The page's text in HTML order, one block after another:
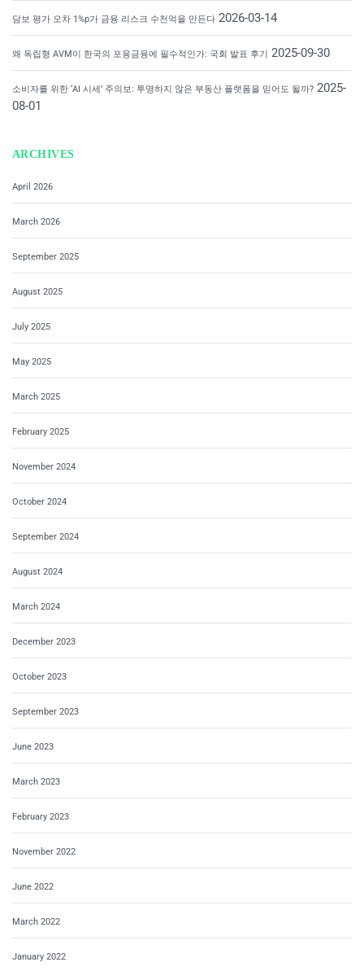
담보 평가 오차 1%p가 금융 리스크 수천억을 만든다 2026-03-14
왜 독립형 AVM이 한국의 포용금융에 필수적인가: 국회 발표 후기 2025-09-30
소비자를 위한 ‘AI 시세’ 주의보: 투명하지 않은 부동산 플랫폼을 믿어도 될까? 2025-
08-01
ARCHIVES
April 2026
March 2026
September 2025
August 2025
July 2025
May 2025
March 2025
February 2025
November 2024
October 2024
September 2024
August 2024
March 2024
December 2023
October 2023
September 2023
June 2023
March 2023
February 2023
November 2022
June 2022
March 2022
January 2022